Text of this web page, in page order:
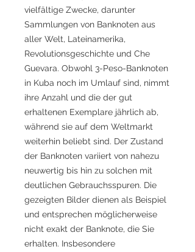
vielfältige Zwecke, darunter
Sammlungen von Banknoten aus
aller Welt, Lateinamerika,
Revolutionsgeschichte und Che
Guevara. Obwohl 3-Peso-Banknoten
in Kuba noch im Umlauf sind, nimmt
ihre Anzahl und die der gut
erhaltenen Exemplare jährlich ab,
während sie auf dem Weltmarkt
weiterhin beliebt sind. Der Zustand
der Banknoten variiert von nahezu
neuwertig bis hin zu solchen mit
deutlichen Gebrauchsspuren. Die
gezeigten Bilder dienen als Beispiel
und entsprechen möglicherweise
nicht exakt der Banknote, die Sie
erhalten. Insbesondere